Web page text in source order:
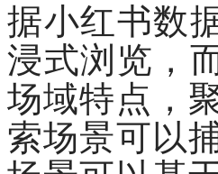
据小红书数
浸式浏览，
场域特点，
索场景可以